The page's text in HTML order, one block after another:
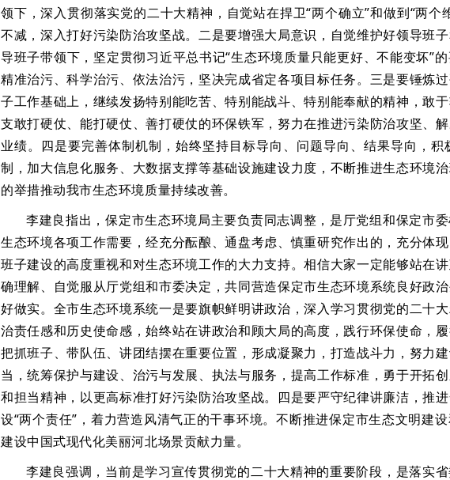
领下，深入贯彻落实党的二十大精神，自觉站在捍卫“两个确立”和做到“两
不减，深入打好污染防治攻坚战。二是要增强大局意识，自觉维护好领导班
导班子带领下，坚定贯彻习近平总书记“生态环境质量只能更好、不能变坏”
精准治污、科学治污、依法治污，坚决完成省定各项目标任务。三是要锤炼
子工作基础上，继续发扬特别能吃苦、特别能战斗、特别能奉献的精神，敢
支敢打硬仗、能打硬仗、善打硬仗的环保铁军，努力在推进污染防治攻坚、
业绩。四是要完善体制机制，始终坚持目标导向、问题导向、结果导向，
制，加大信息化服务、大数据支撑等基础设施建设力度，不断推进生态环境
的举措推动我市生态环境质量持续改善。
李建良指出，保定市生态环境局主要负责同志调整，是厅党组和保定市
生态环境各项工作需要，经充分酝酿、通盘考虑、慎重研究作出的，充分体
班子建设的高度重视和对生态环境工作的大力支持。相信大家一定能够站在
确理解、自觉服从厅党组和市委决定，共同营造保定市生态环境系统良好政
好做实。全市生态环境系统一是要旗帜鲜明讲政治，深入学习贯彻党的二十
治责任感和历史使命感，始终站在讲政治和顾大局的高度，践行环保使命，
把抓班子、带队伍、讲团结摆在重要位置，形成凝聚力，打造战斗力，努力
当，统筹保护与建设、治污与发展、执法与服务，提高工作标准，勇于开拓
和担当精神，以更高标准打好污染防治攻坚战。四是要严守纪律讲廉洁，推
设“两个责任”，着力营造风清气正的干事环境。不断推进保定市生态文明建
建设中国式现代化美丽河北场景贡献力量。
李建良强调，当前是学习宣传贯彻党的二十大精神的重要阶段，是落实